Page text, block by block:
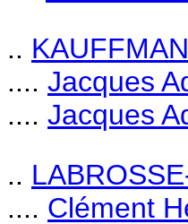
..
.... Jacques
.... Jacques
..
.... Clément